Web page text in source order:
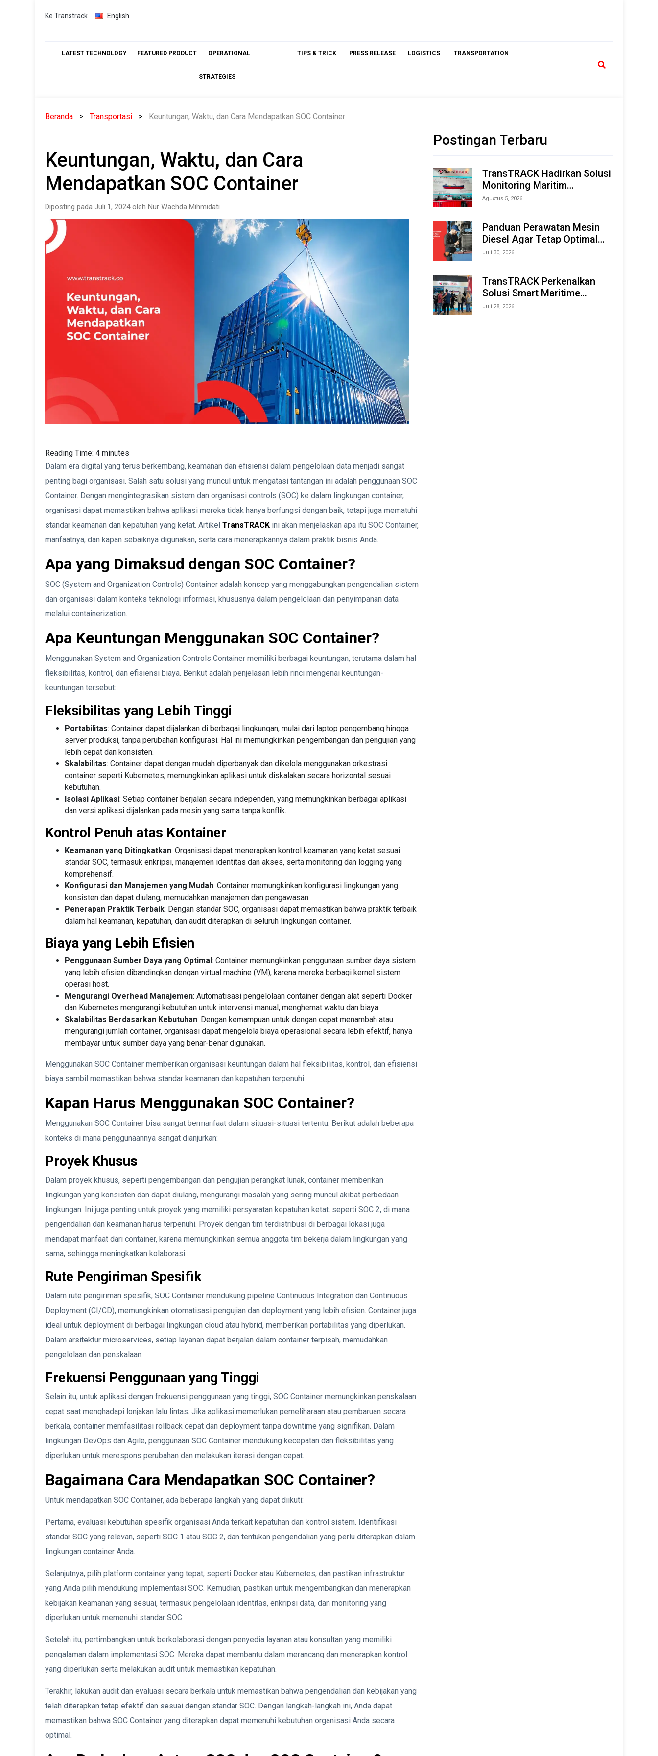
Skip
Ke Transtrack English
LATEST TECHNOLOGY FEATURED PRODUCT OPERATIONAL
STRATEGIES
TIPS & TRICK PRESS RELEASE LOGISTICS TRANSPORTATION
Beranda Transportasi Keuntungan, Waktu, dan Cara Mendapatkan SOC Container
Keuntungan, Waktu, dan Cara
Mendapatkan SOC Container
Diposting pada Juli 1, 2024 oleh Nur Wachda Mihmidati
Reading Time: 4 minutes
Dalam era digital yang terus berkembang, keamanan dan efisiensi dalam pengelolaan data menjadi sangat
penting bagi organisasi. Salah satu solusi yang muncul untuk mengatasi tantangan ini adalah penggunaan SOC
Container. Dengan mengintegrasikan sistem dan organisasi controls (SOC) ke dalam lingkungan container,
organisasi dapat memastikan bahwa aplikasi mereka tidak hanya berfungsi dengan baik, tetapi juga mematuhi
standar keamanan dan kepatuhan yang ketat. Artikel TransTRACK ini akan menjelaskan apa itu SOC Container,
manfaatnya, dan kapan sebaiknya digunakan, serta cara menerapkannya dalam praktik bisnis Anda.
Apa yang Dimaksud dengan SOC Container?
SOC (System and Organization Controls) Container adalah konsep yang menggabungkan pengendalian sistem
dan organisasi dalam konteks teknologi informasi, khususnya dalam pengelolaan dan penyimpanan data
melalui containerization.
Apa Keuntungan Menggunakan SOC Container?
Menggunakan System and Organization Controls Container memiliki berbagai keuntungan, terutama dalam hal
fleksibilitas, kontrol, dan efisiensi biaya. Berikut adalah penjelasan lebih rinci mengenai keuntungan-
keuntungan tersebut:
Fleksibilitas yang Lebih Tinggi
Portabilitas: Container dapat dijalankan di berbagai lingkungan, mulai dari laptop pengembang hingga
server produksi, tanpa perubahan konfigurasi. Hal ini memungkinkan pengembangan dan pengujian yang
lebih cepat dan konsisten.
Skalabilitas: Container dapat dengan mudah diperbanyak dan dikelola menggunakan orkestrasi
container seperti Kubernetes, memungkinkan aplikasi untuk diskalakan secara horizontal sesuai
kebutuhan.
Isolasi Aplikasi: Setiap container berjalan secara independen, yang memungkinkan berbagai aplikasi
dan versi aplikasi dijalankan pada mesin yang sama tanpa konflik.
Kontrol Penuh atas Kontainer
Keamanan yang Ditingkatkan: Organisasi dapat menerapkan kontrol keamanan yang ketat sesuai
standar SOC, termasuk enkripsi, manajemen identitas dan akses, serta monitoring dan logging yang
komprehensif.
Konfigurasi dan Manajemen yang Mudah: Container memungkinkan konfigurasi lingkungan yang
konsisten dan dapat diulang, memudahkan manajemen dan pengawasan.
Penerapan Praktik Terbaik: Dengan standar SOC, organisasi dapat memastikan bahwa praktik terbaik
dalam hal keamanan, kepatuhan, dan audit diterapkan di seluruh lingkungan container.
Biaya yang Lebih Efisien
Penggunaan Sumber Daya yang Optimal: Container memungkinkan penggunaan sumber daya sistem
yang lebih efisien dibandingkan dengan virtual machine (VM), karena mereka berbagi kernel sistem
operasi host.
Mengurangi Overhead Manajemen: Automatisasi pengelolaan container dengan alat seperti Docker
dan Kubernetes mengurangi kebutuhan untuk intervensi manual, menghemat waktu dan biaya.
Skalabilitas Berdasarkan Kebutuhan: Dengan kemampuan untuk dengan cepat menambah atau
mengurangi jumlah container, organisasi dapat mengelola biaya operasional secara lebih efektif, hanya
membayar untuk sumber daya yang benar-benar digunakan.
Menggunakan SOC Container memberikan organisasi keuntungan dalam hal fleksibilitas, kontrol, dan efisiensi
biaya sambil memastikan bahwa standar keamanan dan kepatuhan terpenuhi.
Kapan Harus Menggunakan SOC Container?
Menggunakan SOC Container bisa sangat bermanfaat dalam situasi-situasi tertentu. Berikut adalah beberapa
konteks di mana penggunaannya sangat dianjurkan:
Proyek Khusus
Dalam proyek khusus, seperti pengembangan dan pengujian perangkat lunak, container memberikan
lingkungan yang konsisten dan dapat diulang, mengurangi masalah yang sering muncul akibat perbedaan
lingkungan. Ini juga penting untuk proyek yang memiliki persyaratan kepatuhan ketat, seperti SOC 2, di mana
pengendalian dan keamanan harus terpenuhi. Proyek dengan tim terdistribusi di berbagai lokasi juga
mendapat manfaat dari container, karena memungkinkan semua anggota tim bekerja dalam lingkungan yang
sama, sehingga meningkatkan kolaborasi.
Rute Pengiriman Spesifik
Dalam rute pengiriman spesifik, SOC Container mendukung pipeline Continuous Integration dan Continuous
Deployment (CI/CD), memungkinkan otomatisasi pengujian dan deployment yang lebih efisien. Container juga
ideal untuk deployment di berbagai lingkungan cloud atau hybrid, memberikan portabilitas yang diperlukan.
Dalam arsitektur microservices, setiap layanan dapat berjalan dalam container terpisah, memudahkan
pengelolaan dan penskalaan.
Frekuensi Penggunaan yang Tinggi
Selain itu, untuk aplikasi dengan frekuensi penggunaan yang tinggi, SOC Container memungkinkan penskalaan
cepat saat menghadapi lonjakan lalu lintas. Jika aplikasi memerlukan pemeliharaan atau pembaruan secara
berkala, container memfasilitasi rollback cepat dan deployment tanpa downtime yang signifikan. Dalam
lingkungan DevOps dan Agile, penggunaan SOC Container mendukung kecepatan dan fleksibilitas yang
diperlukan untuk merespons perubahan dan melakukan iterasi dengan cepat.
Bagaimana Cara Mendapatkan SOC Container?
Untuk mendapatkan SOC Container, ada beberapa langkah yang dapat diikuti:
Pertama, evaluasi kebutuhan spesifik organisasi Anda terkait kepatuhan dan kontrol sistem. Identifikasi
standar SOC yang relevan, seperti SOC 1 atau SOC 2, dan tentukan pengendalian yang perlu diterapkan dalam
lingkungan container Anda.
Selanjutnya, pilih platform container yang tepat, seperti Docker atau Kubernetes, dan pastikan infrastruktur
yang Anda pilih mendukung implementasi SOC. Kemudian, pastikan untuk mengembangkan dan menerapkan
kebijakan keamanan yang sesuai, termasuk pengelolaan identitas, enkripsi data, dan monitoring yang
diperlukan untuk memenuhi standar SOC.
Setelah itu, pertimbangkan untuk berkolaborasi dengan penyedia layanan atau konsultan yang memiliki
pengalaman dalam implementasi SOC. Mereka dapat membantu dalam merancang dan menerapkan kontrol
yang diperlukan serta melakukan audit untuk memastikan kepatuhan.
Terakhir, lakukan audit dan evaluasi secara berkala untuk memastikan bahwa pengendalian dan kebijakan yang
telah diterapkan tetap efektif dan sesuai dengan standar SOC. Dengan langkah-langkah ini, Anda dapat
memastikan bahwa SOC Container yang diterapkan dapat memenuhi kebutuhan organisasi Anda secara
optimal.
Postingan Terbaru
TransTRACK Hadirkan Solusi
Monitoring Maritim
Terintegrasi Berbasis AI &
Offshore Expo (IMOX) 2026
Agustus 5, 2026
Panduan Perawatan Mesin
Diesel Agar Tetap Optimal
dan Tahan Lama
Juli 30, 2026
TransTRACK Perkenalkan
Solusi Smart Maritime
Monitoring Berbasis AI dan
Juli 28, 2026